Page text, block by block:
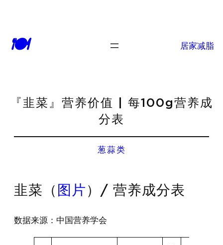
🍽 居家减脂
『韭菜』营养价值 | 每100g营养成
分表
葱蒜类
韭菜（ 图片 ）/ 营养成分表
数据来源：中国营养学会